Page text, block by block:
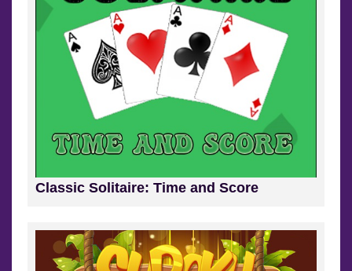
Classic Solitaire: Time and Score